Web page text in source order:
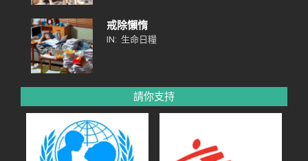
戒除懶惰
IN: 生命日糧
請你支持